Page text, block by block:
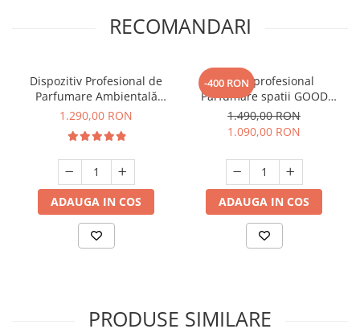
RECOMANDARI
Dispozitiv Profesional de
Parfumare Ambientală
GOOD SCENT Column 1200
1.290,00 RON
ADAUGA IN COS
-400 RON
Aparat profesional
Parfumare spatii GOOD
SCENT Contour 2000,
culoare alba, cu Wi-Fi
1.490,00 RON
1.090,00 RON
ADAUGA IN COS
PRODUSE SIMILARE